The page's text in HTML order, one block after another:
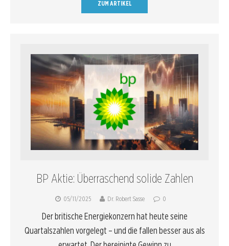
ZUM ARTIKEL
BP Aktie: Überraschend solide Zahlen
05/11/2025 Dr. Robert Sasse 0
Der britische Energiekonzern hat heute seine
Quartalszahlen vorgelegt – und die fallen besser aus als